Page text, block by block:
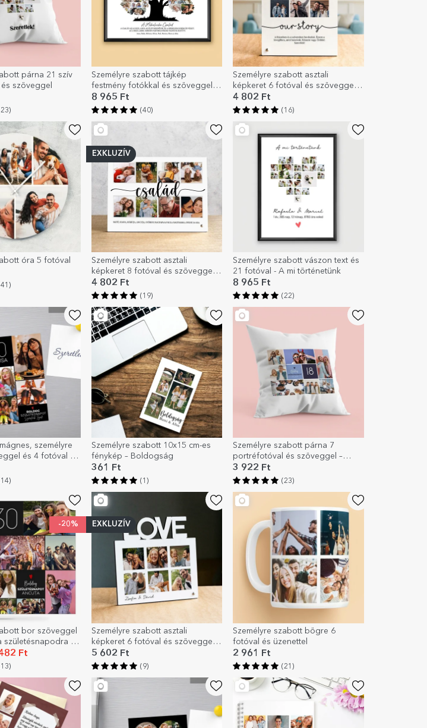
párna 21 szív
szöveggel
Személyre szabott tájkép
festmény fotókkal és szöveggel -
A mi családunk
8 965 Ft
(40)
Személyre szabott asztali
képkeret 6 fotóval és szöveggel –
A mi történetünk
4 802 Ft
(16)
óra 5 fotóval
EXKLUZÍV
Személyre szabott asztali
képkeret 8 fotóval és szöveggel –
család
4 802 Ft
(19)
Személyre szabott vászon text és
21 fotóval - A mi történetünk
8 965 Ft
(22)
személyre
és 4 fotóval -
Személyre szabott 10x15 cm-es
fénykép – Boldogság
361 Ft
(1)
Személyre szabott párna 7
portréfotóval és szöveggel –
Boldog születésnapot!
3 922 Ft
(23)
-20%
bor szöveggel
születésnapodra –
Ft
EXKLUZÍV
Személyre szabott asztali
képkeret 6 fotóval és szöveggel –
LOVE modell
5 602 Ft
(9)
Személyre szabott bögre 6
fotóval és üzenettel
2 961 Ft
(21)